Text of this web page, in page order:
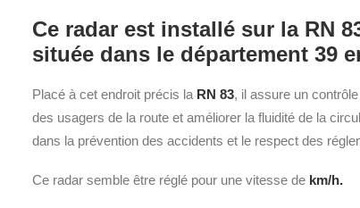
Ce radar est installé sur la RN
située dans le département 39
Placé à cet endroit précis la RN 83, il assure un
des usagers de la route et améliorer la fluidité de la
dans la prévention des accidents et le respect des
Ce radar semble être réglé pour une vitesse de km/h.